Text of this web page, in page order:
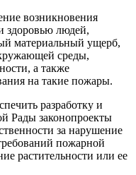
возникновения
здоровью людей,
материальный ущерб,
среды,
а также
на такие пожары.
разработку и
Рады законопроекты
за нарушение
пожарной
растительности или ее